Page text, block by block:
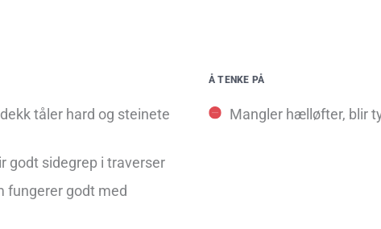
tåler hard og steinete
godt sidegrep i traverser
fungerer godt med
Å TENKE PÅ
Mangler hælløfter, blir